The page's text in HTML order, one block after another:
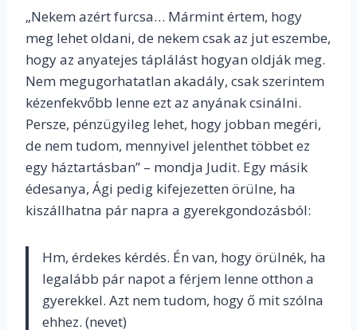
„Nekem azért furcsa… Mármint értem, hogy
meg lehet oldani, de nekem csak az jut eszembe,
hogy az anyatejes táplálást hogyan oldják meg.
Nem megugorhatatlan akadály, csak szerintem
kézenfekvőbb lenne ezt az anyának csinálni.
Persze, pénzügyileg lehet, hogy jobban megéri,
de nem tudom, mennyivel jelenthet többet ez
egy háztartásban” – mondja Judit. Egy másik
édesanya, Ági pedig kifejezetten örülne, ha
kiszállhatna pár napra a gyerekgondozásból:
Hm, érdekes kérdés. Én van, hogy örülnék, ha
legalább pár napot a férjem lenne otthon a
gyerekkel. Azt nem tudom, hogy ő mit szólna
ehhez. (nevet)